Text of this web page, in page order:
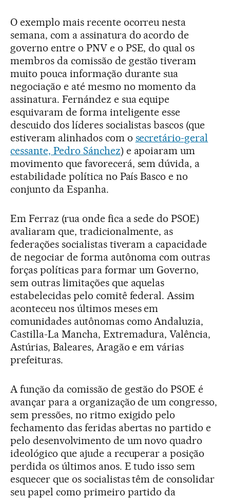
O exemplo mais recente ocorreu nesta
semana, com a assinatura do acordo de
governo entre o PNV e o PSE, do qual os
membros da comissão de gestão tiveram
muito pouca informação durante sua
negociação e até mesmo no momento da
assinatura. Fernández e sua equipe
esquivaram de forma inteligente esse
descuido dos líderes socialistas bascos (que
estiveram alinhados com o secretário-geral
cessante, Pedro Sánchez) e apoiaram um
movimento que favorecerá, sem dúvida, a
estabilidade política no País Basco e no
conjunto da Espanha.
Em Ferraz (rua onde fica a sede do PSOE)
avaliaram que, tradicionalmente, as
federações socialistas tiveram a capacidade
de negociar de forma autônoma com outras
forças políticas para formar um Governo,
sem outras limitações que aquelas
estabelecidas pelo comitê federal. Assim
aconteceu nos últimos meses em
comunidades autônomas como Andaluzia,
Castilla-La Mancha, Extremadura, Valência,
Astúrias, Baleares, Aragão e em várias
prefeituras.
A função da comissão de gestão do PSOE é
avançar para a organização de um congresso,
sem pressões, no ritmo exigido pelo
fechamento das feridas abertas no partido e
pelo desenvolvimento de um novo quadro
ideológico que ajude a recuperar a posição
perdida os últimos anos. E tudo isso sem
esquecer que os socialistas têm de consolidar
seu papel como primeiro partido da